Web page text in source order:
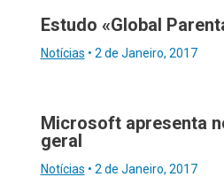
Estudo «Global
Notícias • 2 de Janeiro, 2017
Microsoft apresenta
geral
Notícias • 2 de Janeiro, 2017